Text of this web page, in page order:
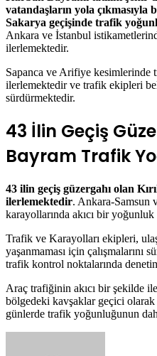
vatandaşların yola
Sakarya geçişinde trafik
Ankara ve İstanbul
ilerlemektedir.
Sapanca ve Arifiye kesimlerinde
ilerlemektedir ve trafik ekipleri
sürdürmektedir.
43 İlin Geçiş
Bayram Trafik
43 ilin geçiş güzergahı olan
ilerlemektedir. Ankara-Samsun
karayollarında akıcı bir
Trafik ve Karayolları ekipleri,
yaşanmaması için çalışmalarını
trafik kontrol noktalarında
Araç trafiğinin akıcı bir şekilde
bölgedeki kavşaklar geçici olarak
günlerde trafik yoğunluğunun